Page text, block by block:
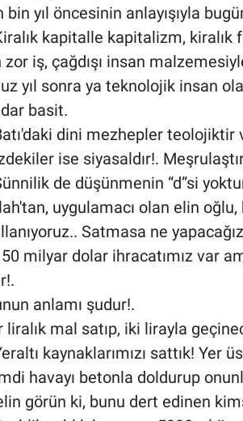
bin yıl öncesinin anlayışıyla
kapitalle kapitalizm, kiralık
zor iş, çağdışı insan
yıl sonra ya teknolojik insan
basit.
dini mezhepler teolojiktir
ise siyasaldır!.
de düşünmenin “d”si
uygulamacı olan elin
Satmasa ne
milyar dolar ihracatımız var
anlamı şudur!.
liralık mal satıp, iki lirayla
kaynaklarımızı sattık! Yer
havayı betonla doldurup
görün ki, bunu dert edinen